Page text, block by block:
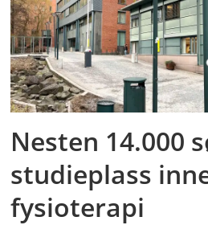
Nesten 14.000
studieplass
fysioterapi